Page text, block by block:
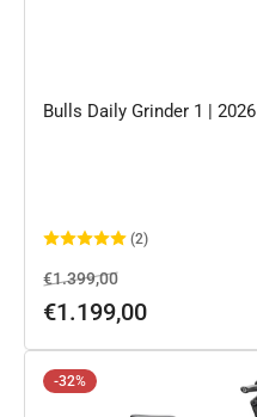
Bulls Daily Grinder 1 | 2026
(2)
Normaler
Preis
€1.399,00Ausverkaufspreis
€1.199,00
-32%